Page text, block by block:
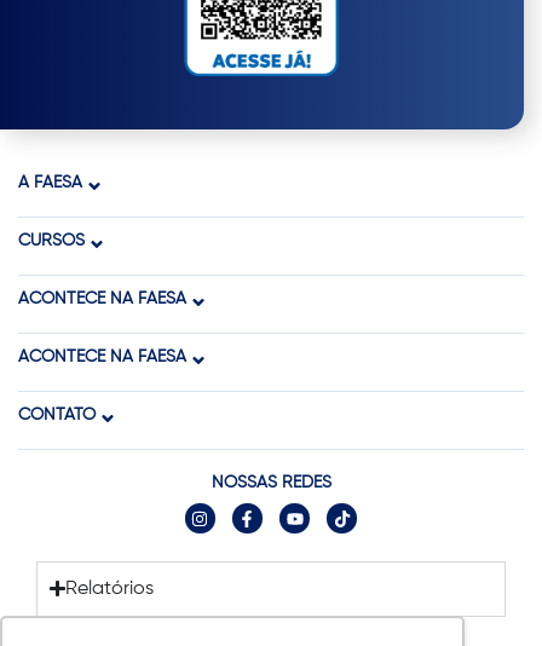
A FAESA
CURSOS
ACONTECE NA FAESA
ACONTECE NA FAESA
CONTATO
NOSSAS REDES
Relatórios